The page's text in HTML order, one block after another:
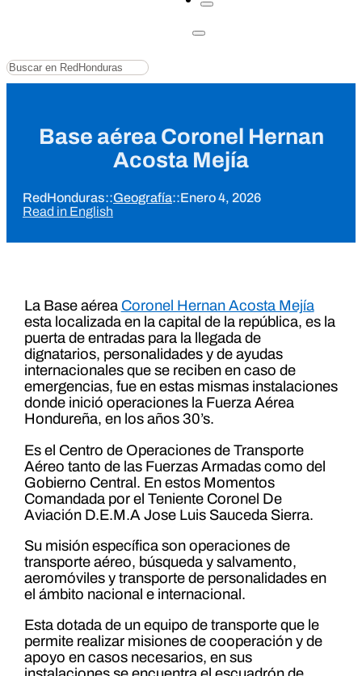
Buscar
Base aérea Coronel Hernan
Acosta Mejía
RedHonduras::Geografía::Enero 4, 2026
Read in English
La Base aérea Coronel Hernan Acosta Mejía
esta localizada en la capital de la república, es la
puerta de entradas para la llegada de
dignatarios, personalidades y de ayudas
internacionales que se reciben en caso de
emergencias, fue en estas mismas instalaciones
donde inició operaciones la Fuerza Aérea
Hondureña, en los años 30’s.
Es el Centro de Operaciones de Transporte
Aéreo tanto de las Fuerzas Armadas como del
Gobierno Central. En estos Momentos
Comandada por el Teniente Coronel De
Aviación D.E.M.A Jose Luis Sauceda Sierra.
Su misión específica son operaciones de
transporte aéreo, búsqueda y salvamento,
aeromóviles y transporte de personalidades en
el ámbito nacional e internacional.
Esta dotada de un equipo de transporte que le
permite realizar misiones de cooperación y de
apoyo en casos necesarios, en sus